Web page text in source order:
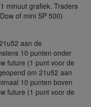
minuut grafiek. Traders
of mini SP 500)
aan de
10 punten onder
future (1 punt voor de
om 21u52 aan
10 punten boven
future (1 punt voor de